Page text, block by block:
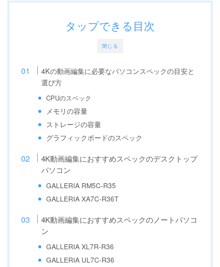
閉じる
タップできる目次
4Kの動画編集に必要なパソコンスペックの目安と
選び方
CPUのスペック
メモリの容量
ストレージの容量
グラフィックボードのスペック
4K動画編集におすすめスペックのデスクトップ
パソコン
GALLERIA RM5C-R35
GALLERIA XA7C-R36T
4K動画編集におすすめスペックのノートパソコ
ン
GALLERIA XL7R-R36
GALLERIA UL7C-R36